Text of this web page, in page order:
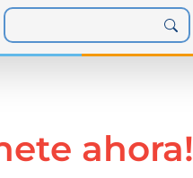
ahora!